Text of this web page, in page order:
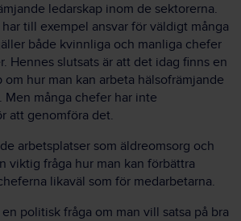
ledarskap inom de sektorerna.
till exempel ansvar för väldigt många
både kvinnliga och manliga chefer
Hennes slutsats är att det idag finns en
om hur man kan arbeta hälsofrämjande
Men många chefer har inte
att genomföra det.
arbetsplatser som äldreomsorg och
viktig fråga hur man kan förbättra
likaväl som för medarbetarna.
politisk fråga om man vill satsa på bra